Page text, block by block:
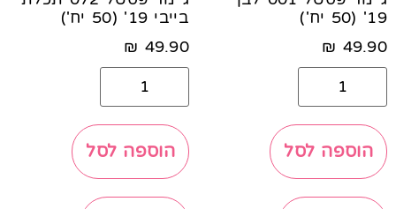
19' (50 יח')
49.90
₪
הוספה לסל
בייבי 19' (50 יח')
49.90
₪
הוספה לסל